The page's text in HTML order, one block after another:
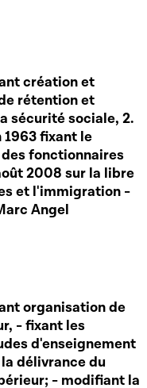
création et
rétention et
sécurité sociale, 2.
1963 fixant le
fonctionnaires
2008 sur la libre
et l'immigration -
Angel
organisation de
- fixant les
d'enseignement
délivrance du
- modifiant la